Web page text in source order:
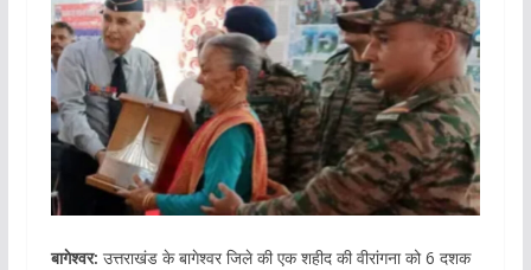
बागेश्वर: उत्तराखंड के बागेश्वर जिले की एक शहीद की वीरांगना को 6 दशक